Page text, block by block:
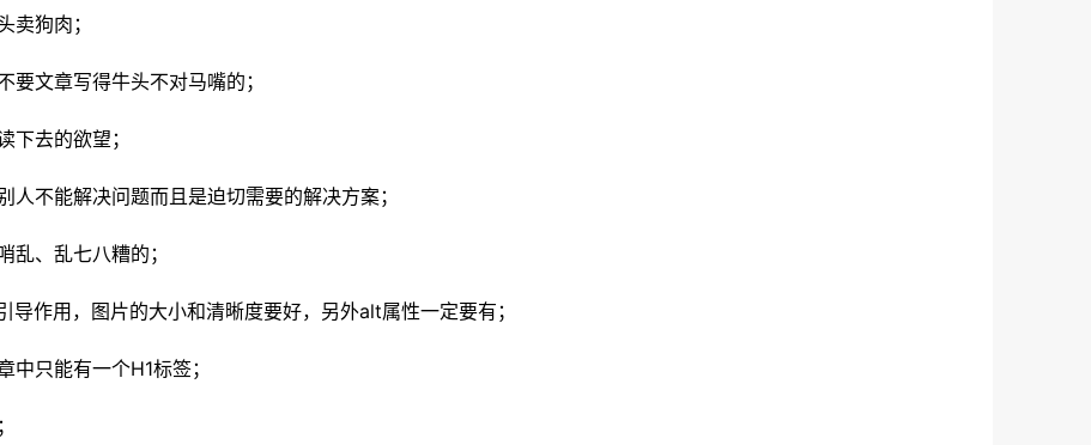
狗肉；
文章写得牛头不对马嘴的；
去的欲望；
不能解决问题而且是迫切需要的解决方案；
、乱七八糟的；
作用，图片的大小和清晰度要好，另外alt属性一定要有；
只能有一个H1标签；